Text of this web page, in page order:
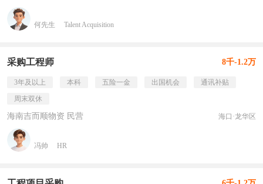
何先生 Talent Acquisition
采购工程师 8千-1.2万
3年及以上 本科 五险一金 出国机会
通讯补贴
周末双休
海南吉而顺物资 民营 海口·龙华区
冯帅 HR